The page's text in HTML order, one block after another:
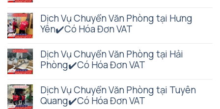
Dịch Vụ Chuyển Văn Phòng tại Hưng
Yên✔️Có Hóa Đơn VAT
Dịch Vụ Chuyển Văn Phòng tại Hải
Phòng✔️Có Hóa Đơn VAT
Dịch Vụ Chuyển Văn Phòng tại Tuyên
Quang✔️Có Hóa Đơn VAT